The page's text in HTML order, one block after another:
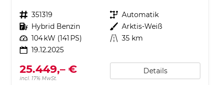
Fahrzeugnr. 351319 Getriebe Automatik
Kraftstoff Hybrid Benzin Außenfarbe Arktis-Weiß
Leistung 104 kW (141 PS) Kilometerstand 35 km
19.12.2025
25.449,– €
incl. 17% MwSt.
Details